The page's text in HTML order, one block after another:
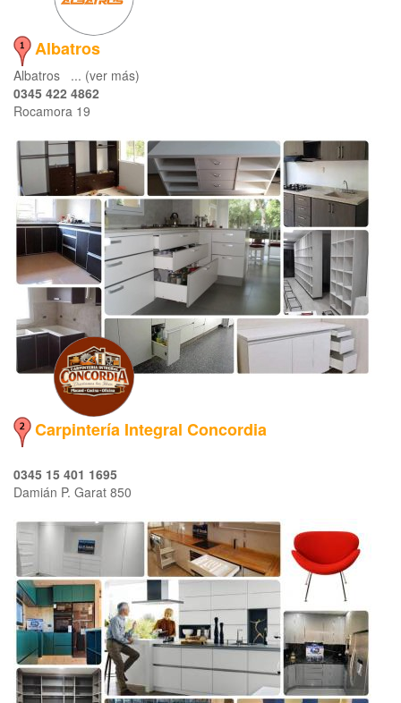
Albatros
Albatros ... (ver más)
0345 422 4862
Rocamora 19
Carpintería Integral Concordia
0345 15 401 1695
Damián P. Garat 850